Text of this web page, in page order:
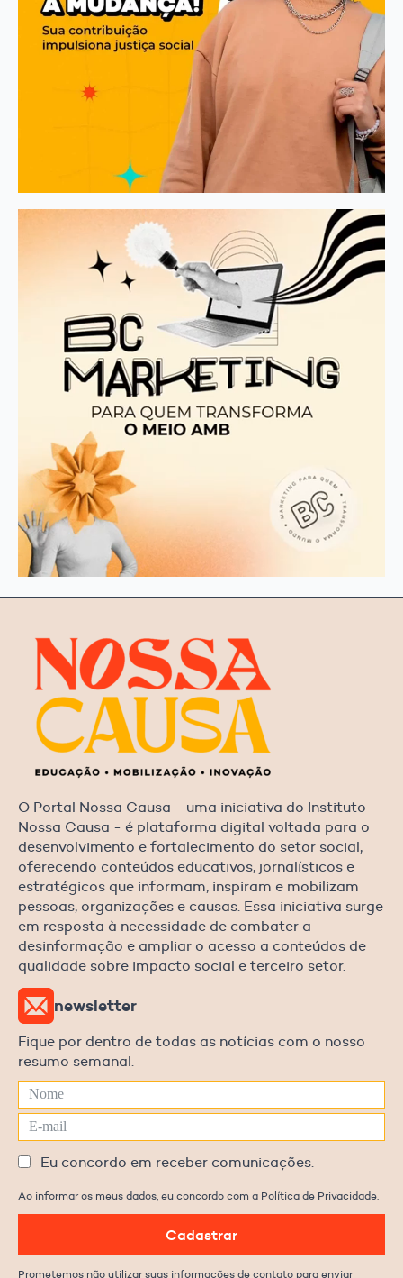
O Portal Nossa Causa - uma iniciativa do Instituto
Nossa Causa - é plataforma digital voltada para o
desenvolvimento e fortalecimento do setor social,
oferecendo conteúdos educativos, jornalísticos e
estratégicos que informam, inspiram e mobilizam
pessoas, organizações e causas. Essa iniciativa surge
em resposta à necessidade de combater a
desinformação e ampliar o acesso a conteúdos de
qualidade sobre impacto social e terceiro setor.
newsletter
Fique por dentro de todas as notícias com o nosso
resumo semanal.
Eu concordo em receber comunicações.
Ao informar os meus dados, eu concordo com a Política de Privacidade.
Cadastrar
Prometemos não utilizar suas informações de contato para enviar